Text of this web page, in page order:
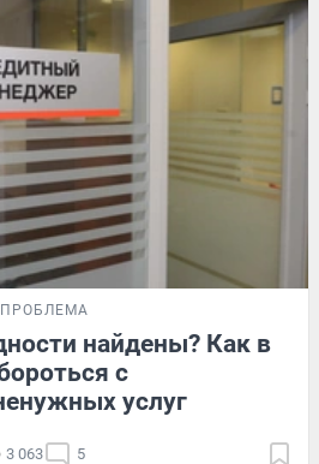
ПРОБЛЕМА
найдены? Как в
с
услуг
3 063 5